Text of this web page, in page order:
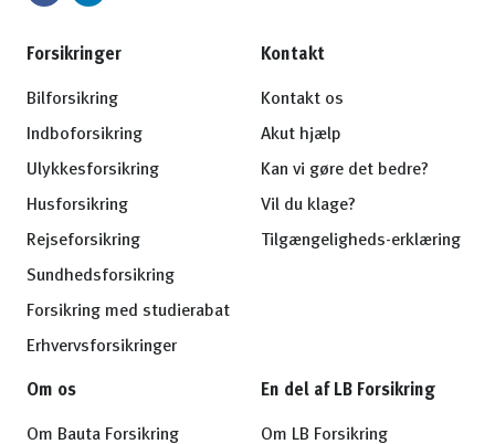
Forsikringer
Bilforsikring
Indboforsikring
Ulykkesforsikring
Husforsikring
Rejseforsikring
Sundhedsforsikring
Forsikring med studierabat
Erhvervsforsikringer
Kontakt
Kontakt os
Akut hjælp
Kan vi gøre det bedre?
Vil du klage?
Tilgængeligheds-erklæring
Om os
Om Bauta Forsikring
En del af LB Forsikring
Om LB Forsikring